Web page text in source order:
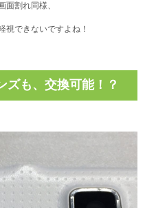
面割れ同様、
視できないですよね！
も、交換可能！？